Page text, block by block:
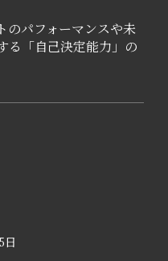
のパフォーマンスや未
る「自己決定能力」の
日